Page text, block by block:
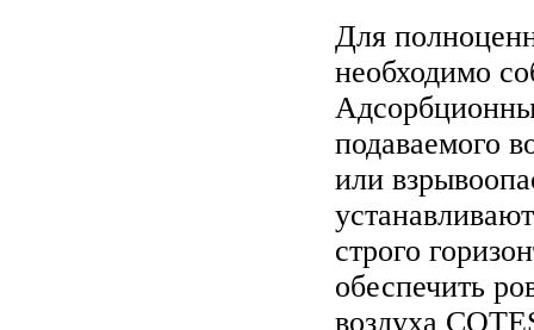
Для
необходимо
подаваемого
или
строго
обеспечить
воздуха